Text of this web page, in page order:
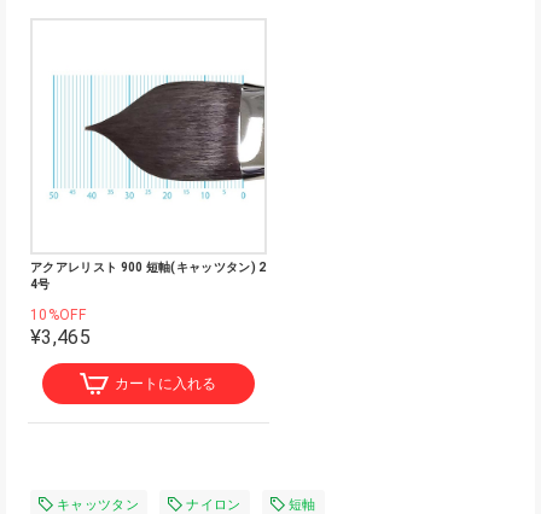
アクアレリスト 900 短軸(キャッツタン) 2
4号
10%OFF
¥3,465
カートに入れる
キャッツタン ナイロン 短軸